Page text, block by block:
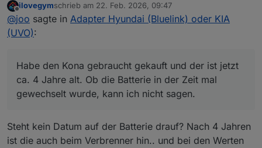
liegen bei mir zwischen 61% und 77%. Sieht bei dir ja
deutlich besser aus. Bei 65% hatte ich 11,9V gemessen.
Habe den Kona gebraucht gekauft und der ist jetzt ca. 4
Offline
ilovegymschrieb am 22. Feb. 2026, 09:47
zuletzt editiert von
@joo sagte in Adapter Hyundai (Bluelink) oder KIA
(UVO):
Habe den Kona gebraucht gekauft und der ist jetzt
ca. 4 Jahre alt. Ob die Batterie in der Zeit mal
gewechselt wurde, kann ich nicht sagen.
Steht kein Datum auf der Batterie drauf? Nach 4 Jahren
ist die auch beim Verbrenner hin.. und bei den Werten